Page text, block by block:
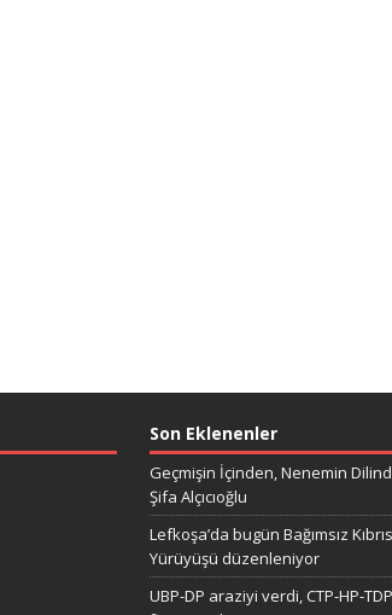
Son Eklenenler
Geçmişin İçinden, Nenemin
Şifa Alçıcıoğlu
Lefkoşa’da bugün Bağımsız Kıbrıs
Yürüyüşü düzenleniyor
UBP-DP araziyi verdi, CTP-HP-